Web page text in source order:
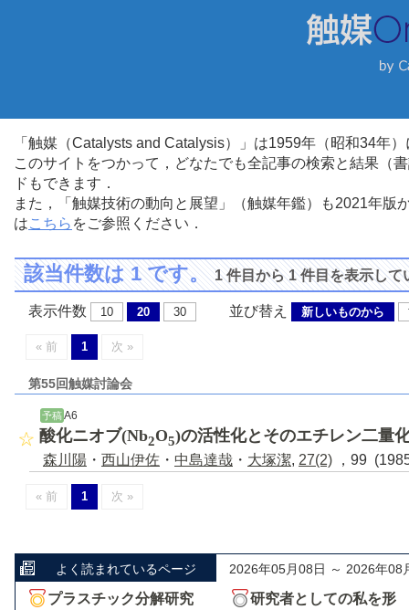
「触媒（Catalysts and Catalysis）」は1959年（昭和34年
このサイトをつかって，どなたでも全記事の検索と結果（
ドもできます．
また，「触媒技術の動向と展望」（触媒年鑑）も2021年
はこちら をご参照ください．
該当件数は 1 です。1 件目から 1 件目を表示して
表示件数 10 20 30 並び替え 新しいものから
« 前 1 次 »
第55回触媒討論会
予稿 A6
酸化ニオブ(Nb2O5)の活性化とそのエチレン二量
森川陽 ・ 西山伊佐 ・ 中島達哉 ・ 大塚潔, 27(2) ，99
« 前 1 次 »
よく読まれているページ 2026年05月08日 ～ 2026年08
プラスチック分解研究
研究者としての私を形